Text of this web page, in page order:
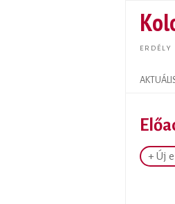
Search
+ Új